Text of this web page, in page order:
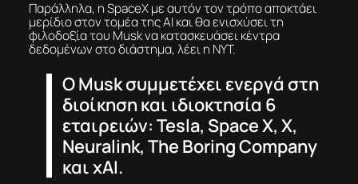
Παράλληλα, η SpaceX με αυτόν τον τρόπο αποκτάει
μερίδιο στον τομέα της AI και θα ενισχύσει τη
φιλοδοξία του Musk να κατασκευάσει κέντρα
δεδομένων στο διάστημα, λέει η NYT.
Ο Musk συμμετέχει ενεργά στη
διοίκηση και ιδιοκτησία 6
εταιρειών: Tesla, Space X, X,
Neuralink, The Boring Company
και xAI.